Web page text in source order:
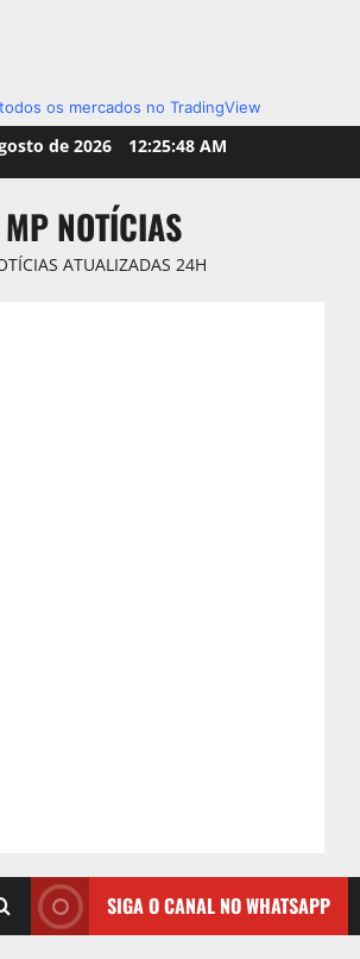
os mercados no TradingView
de 2026 12:25:49 AM
MP NOTÍCIAS
ATUALIZADAS 24H
SIGA O CANAL NO WHATSAPP